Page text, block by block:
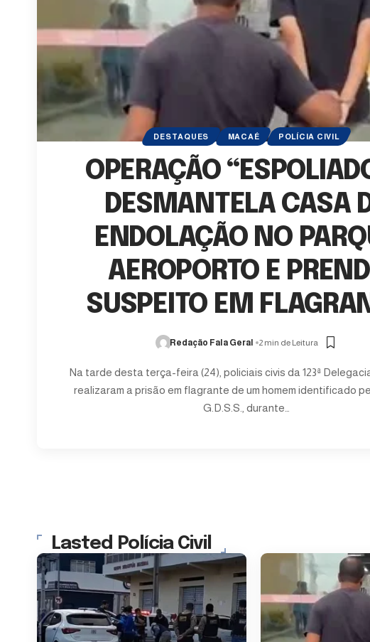
DESTAQUES MACAÉ POLÍCIA CIVIL
OPERAÇÃO
DESMANTELA CASA
ENDOLAÇÃO NO
AEROPORTO E
SUSPEITO EM
Redação Fala Geral 2 min de Leitura
Na tarde desta terça-feira (24), policiais civis da 123ª
realizaram a prisão em flagrante de um homem identificado
G.D.S.S., durante…
Lasted Polícia Civil